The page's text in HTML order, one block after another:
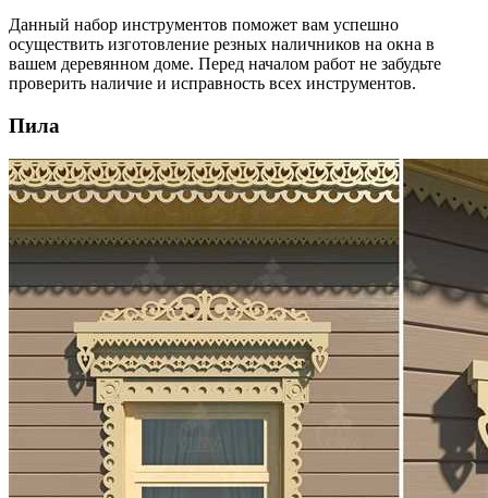
Данный набор инструментов поможет вам успешно
осуществить изготовление резных наличников на окна в
вашем деревянном доме. Перед началом работ не забудьте
проверить наличие и исправность всех инструментов.
Пила